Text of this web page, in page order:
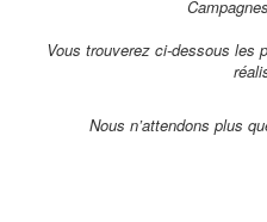
Vous trouverez ci-dessous les
Nous n’attendons plus